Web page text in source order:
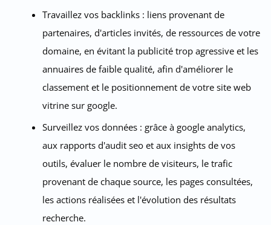
Travaillez vos backlinks : liens provenant de
partenaires, d'articles invités, de ressources de votre
domaine, en évitant la publicité trop agressive et les
annuaires de faible qualité, afin d'améliorer le
classement et le positionnement de votre site web
vitrine sur google.
Surveillez vos données : grâce à google analytics,
aux rapports d'audit seo et aux insights de vos
outils, évaluer le nombre de visiteurs, le trafic
provenant de chaque source, les pages consultées,
les actions réalisées et l'évolution des résultats
recherche.